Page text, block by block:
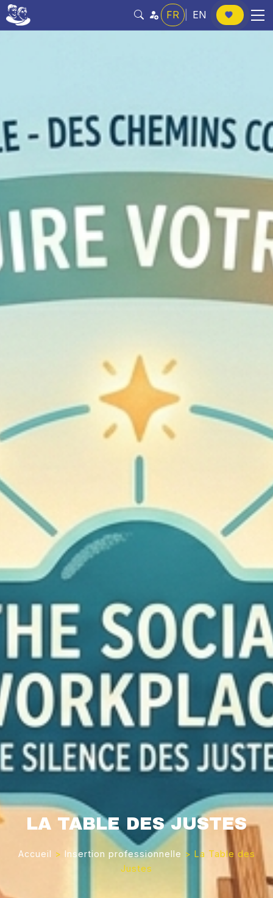
FR EN
LA TABLE DES JUSTES
Accueil > Insertion professionnelle > La Table des
Justes